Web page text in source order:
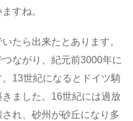
すね。
たら出来たとあります。
ながり、紀元前3000年に
13世紀になるとドイツ騎
ました。16世紀には過放
れ、砂州が砂丘になり多